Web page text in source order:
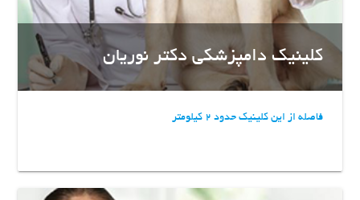
کلینیک دامپزشکی دکتر نوریان
فاصله از این کلینیک حدود 2 کیلومتر